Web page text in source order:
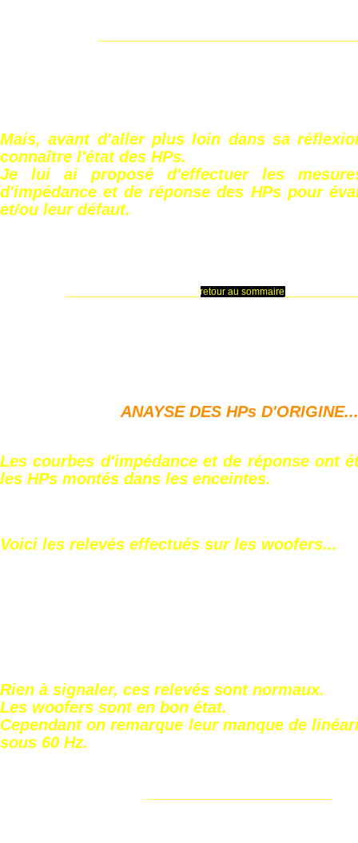
Mais, avant d'aller plus loin dans sa
connaître l'état des HPs.
Je lui ai proposé d'effectuer les
d'impédance et de réponse des HPs pour
et/ou leur défaut.
________________________retour au sommaire
ANAYSE DES HPs D'ORIGINE...
Les courbes d'impédance et de réponse ont
les HPs montés dans les enceintes.
Voici les relevés effectués sur les woofers...
Rien à signaler, ces relevés sont normaux.
Les woofers sont en bon état.
Cependant on remarque leur manque de
sous 60 Hz.